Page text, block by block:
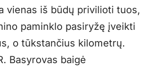
vienas iš būdų privilioti tuos,
paminklo pasiryžę įveikti
o tūkstančius kilometrų.
Basyrovas baigė